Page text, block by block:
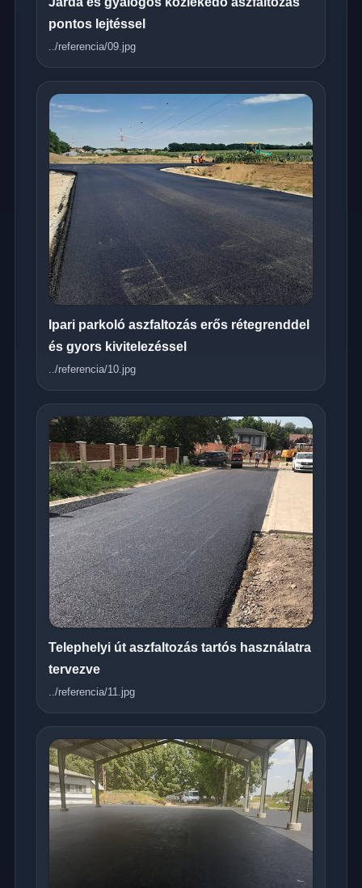
pontos lejtéssel
../referencia/09.jpg
Ipari parkoló aszfaltozás erős rétegrenddel
és gyors kivitelezéssel
../referencia/10.jpg
Telephelyi út aszfaltozás tartós használatra
tervezve
../referencia/11.jpg